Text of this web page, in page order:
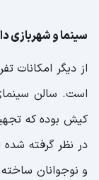
سینما و شهربازی
از دیگر امکانات
است. سالن
کیش بوده که
در نظر گرفته
و نوجوانان